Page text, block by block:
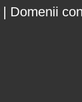
| Domenii